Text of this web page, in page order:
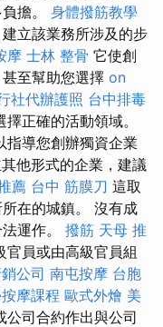
擔。 身體撥筋教學
立該業務所涉及的步
摩 士林 整骨 它使創
至幫助您選擇 on
社代辦護照 台中排毒
正確的活動領域。
指導您創辦獨資企業
他形式的企業，建議
薦 台中 筋膜刀 這取
在的城鎮。 沒有成
運作。 撥筋 天母 推
官員或由高級官員組
公司 南屯按摩 台胞
摩課程 歐式外燴 美
公司合約作出與公司